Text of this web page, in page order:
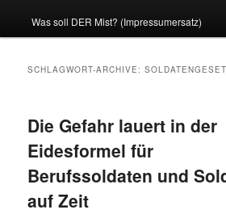
Inhalt
sekundären
Was soll DER Mist? (Impressumersatz)
SCHLAGWORT-ARCHIVE:
Die Gefahr lauert in der
Eidesformel für
Berufssoldaten und
auf Zeit